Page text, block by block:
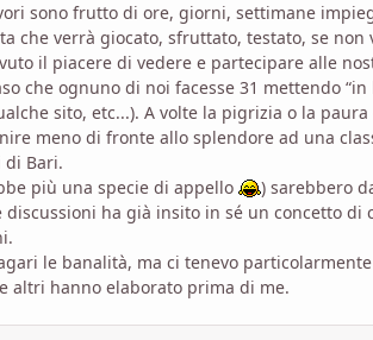
sono frutto di ore, giorni, settimane
che verrà giocato, sfruttato, testato, se
il piacere di vedere e partecipare alle
che ognuno di noi facesse 31 mettendo
sito, etc...). A volte la pigrizia o la
meno di fronte allo splendore ad una
Bari.
più una specie di appello
) sarebbero
ha già insito in sé un concetto di
le banalità, ma ci tenevo
altri hanno elaborato prima di me.